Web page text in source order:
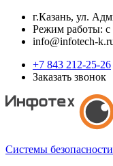
г.Казань, ул.
Режим работы:
info@infotech-
+7 843 212-25-26
Заказать звонок
Системы безопасности